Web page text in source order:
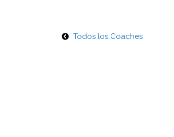
Todos los Coaches